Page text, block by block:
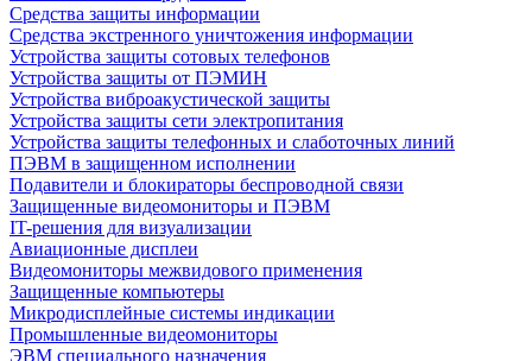
Средства защиты информации
Средства экстренного уничтожения информации
Устройства защиты сотовых телефонов
Устройства защиты от ПЭМИН
Устройства виброакустической защиты
Устройства защиты сети электропитания
Устройства защиты телефонных и слаботочных линий
ПЭВМ в защищенном исполнении
Подавители и блокираторы беспроводной связи
Защищенные видеомониторы и ПЭВМ
IT-решения для визуализации
Авиационные дисплеи
Видеомониторы межвидового применения
Защищенные компьютеры
Микродисплейные системы индикации
Промышленные видеомониторы
ЭВМ специального назначения